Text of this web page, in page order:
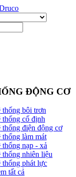
ĐỘNG CƠ
thống bôi trơn
thống cố định
thống điện động cơ
thống làm mát
thống nạp - xả
thống nhiên liệu
thống phát lực
tất cả